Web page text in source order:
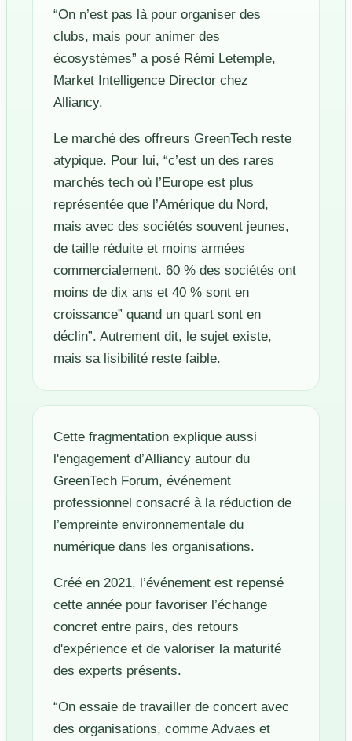
“On n’est pas là pour organiser des
clubs, mais pour animer des
écosystèmes” a posé Rémi Letemple,
Market Intelligence Director chez
Alliancy.
Le marché des offreurs GreenTech reste
atypique. Pour lui, “c’est un des rares
marchés tech où l’Europe est plus
représentée que l’Amérique du Nord,
mais avec des sociétés souvent jeunes,
de taille réduite et moins armées
commercialement. 60 % des sociétés ont
moins de dix ans et 40 % sont en
croissance” quand un quart sont en
déclin”. Autrement dit, le sujet existe,
mais sa lisibilité reste faible.
Cette fragmentation explique aussi
l'engagement d’Alliancy autour du
GreenTech Forum, événement
professionnel consacré à la réduction de
l’empreinte environnementale du
numérique dans les organisations.
Créé en 2021, l’événement est repensé
cette année pour favoriser l’échange
concret entre pairs, des retours
d'expérience et de valoriser la maturité
des experts présents.
“On essaie de travailler de concert avec
des organisations, comme Advaes et